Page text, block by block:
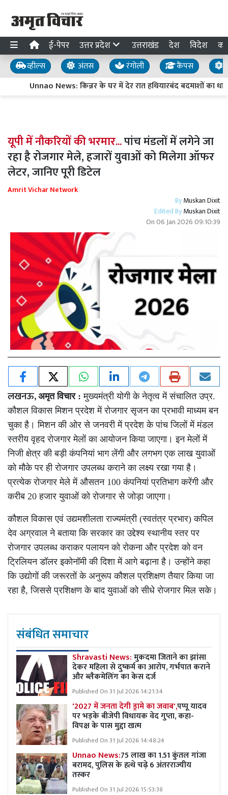
ई-पेपर उत्तर प्रदेश उत्तराखंड देश विदेश
व्हील्स अंतस रंगोली कैंपस
Unnao News: किन्नर के घर में देर रात हथियारबंद बदमाशों का
यूपी में नौकरियों की भरमार...पांच मंडलों में लगेने जा
रहा है रोजगार मेले, हजारों युवाओं को मिलेगा ऑफर
लेटर, जानिए पूरी डिटेल
Amrit Vichar Network
ByMuskan Dixit
Edited ByMuskan Dixit
On06 Jan 2026 09:10:39
लखनऊ, अमृत विचार :मुख्यमंत्री योगी के नेतृत्व में संचालित उप्र.
कौशल विकास मिशन प्रदेश में रोजगार सृजन का प्रभावी माध्यम बन
चुका है। मिशन की ओर से जनवरी में प्रदेश के पांच जिलों में मंडल
स्तरीय वृहद रोजगार मेलों का आयोजन किया जाएगा। इन मेलों में
निजी क्षेत्र की बड़ी कंपनियां भाग लेंगी और लगभग एक लाख युवाओं
को मौके पर ही रोजगार उपलब्ध कराने का लक्ष्य रखा गया है।
प्रत्येक रोजगार मेले में औसतन 100 कंपनियां प्रतिभाग करेंगी और
करीब 20 हजार युवाओं को रोजगार से जोड़ा जाएगा।
कौशल विकास एवं उद्यमशीलता राज्यमंत्री (स्वतंत्र प्रभार) कपिल
देव अग्रवाल ने बताया कि सरकार का उद्देश्य स्थानीय स्तर पर
रोजगार उपलब्ध कराकर पलायन को रोकना और प्रदेश को वन
ट्रिलियन डॉलर इकोनॉमी की दिशा में आगे बढ़ाना है। उन्होंने कहा
कि उद्योगों की जरूरतों के अनुरूप कौशल प्रशिक्षण तैयार किया जा
रहा है, जिससे प्रशिक्षण के बाद युवाओं को सीधे रोजगार मिल सके।
संबंधित समाचार
Shravasti News:मुकदमा जिताने का झांसा
देकर महिला से दुष्कर्म का आरोप, गर्भपात कराने
और ब्लैकमेलिंग का केस दर्ज
Published On 31 Jul 2026 14:21:34
'2027 में जनता देगी ड्रामे का जवाब',पप्पू यादव
पर भड़के बीजेपी विधायक वेद गुप्ता, कहा-
विपक्ष के पास मुद्दा खत्म
Published On 31 Jul 2026 14:48:24
Unnao News:75 लाख का 1.51 कुंतल गांजा
बरामद, पुलिस के हत्थे चढ़े 6 अंतरराज्यीय
तस्कर
Published On 31 Jul 2026 15:53:38